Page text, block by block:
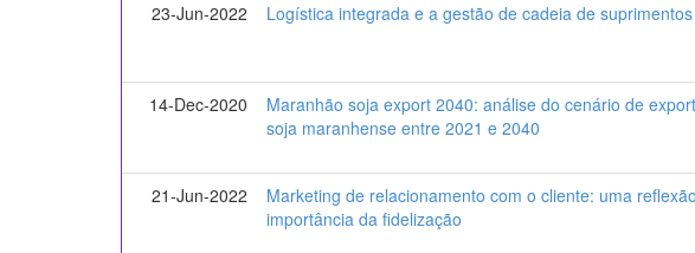
23-Jun-2022
Logística integrada e a gestão de cadeia de suprimentos
14-Dec-2020
Maranhão soja export 2040: análise do cenário de
soja maranhense entre 2021 e 2040
21-Jun-2022
Marketing de relacionamento com o cliente: uma
importância da fidelização